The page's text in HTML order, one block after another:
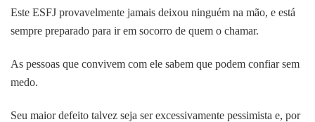
Este ESFJ provavelmente jamais deixou ninguém na mão, e está
sempre preparado para ir em socorro de quem o chamar.
As pessoas que convivem com ele sabem que podem confiar sem
medo.
Seu maior defeito talvez seja ser excessivamente pessimista e, por